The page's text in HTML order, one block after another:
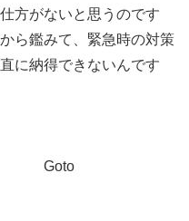
方がないと思うのです
ら鑑みて、緊急時の対策
に納得できないんです